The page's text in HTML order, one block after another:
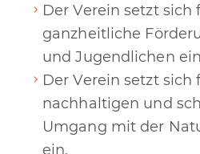
Der Verein setzt sich
ganzheitliche
und Jugendlichen
Der Verein setzt sich
nachhaltigen und
Umgang mit der
ein.